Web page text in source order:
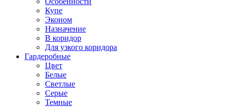
Купе
Эконом
Назначение
В коридор
Для узкого коридора
Гардеробные
Цвет
Белые
Светлые
Серые
Темные